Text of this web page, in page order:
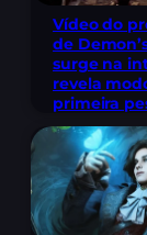
Vídeo do
de
surge na
revela
primeira